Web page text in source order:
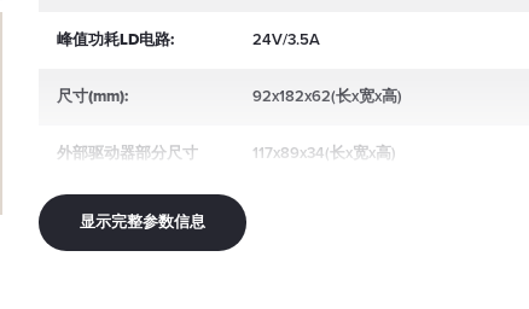
峰值功耗LD电路: 24V/3.5A
尺寸(mm): 92x182x62(长x宽x高)
外部驱动器部分尺寸
117x89x34(长x宽x高)
显示完整参数信息